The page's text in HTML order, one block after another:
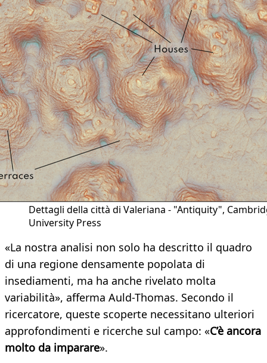
Dettagli della città di Valeriana - "Antiquity",
University Press
«La nostra analisi non solo ha descritto il quadro
di una regione densamente popolata di
insediamenti, ma ha anche rivelato molta
variabilità», afferma Auld-Thomas. Secondo il
ricercatore, queste scoperte necessitano ulteriori
approfondimenti e ricerche sul campo: «C’è ancora
molto da imparare».